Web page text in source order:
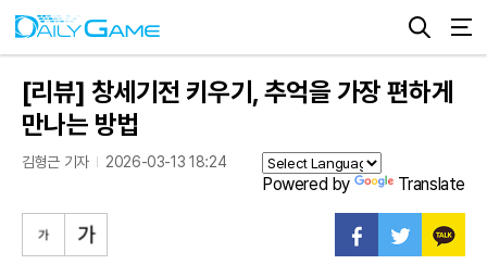
[리뷰] 창세기전 키우기, 추억을 가장 편하게
만나는 방법
김형근 기자 2026-03-13 18:24
Powered by Translate